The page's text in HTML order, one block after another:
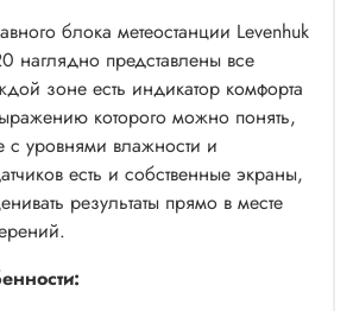
блока метеостанции Levenhuk
наглядно представлены все
зоне есть индикатор комфорта
которого можно понять,
с уровнями влажности и
есть и собственные экраны,
результаты прямо в месте